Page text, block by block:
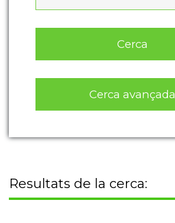
Cerca
Cerca avançada
Resultats de la cerca: